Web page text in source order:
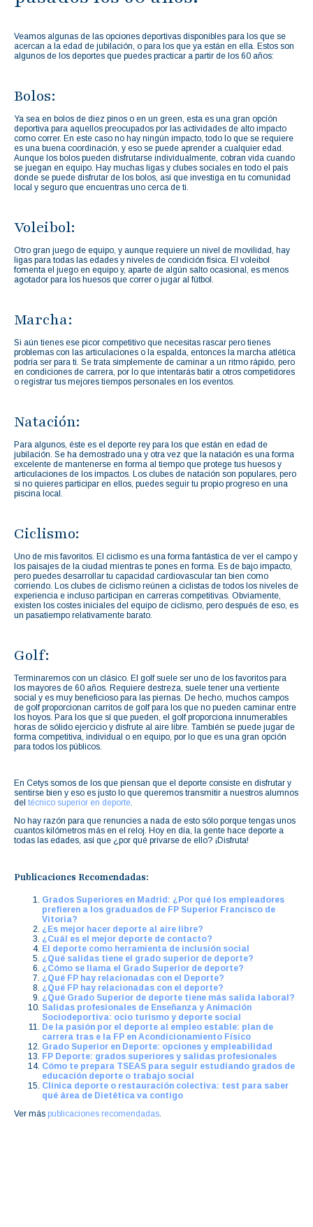
Veamos algunas de las opciones deportivas disponibles para los que se
acercan a la edad de jubilación, o para los que ya están en ella. Estos son
algunos de los deportes que puedes practicar a partir de los 60 años:
Bolos:
Ya sea en bolos de diez pinos o en un green, esta es una gran opción
deportiva para aquellos preocupados por las actividades de alto impacto
como correr. En este caso no hay ningún impacto, todo lo que se requiere
es una buena coordinación, y eso se puede aprender a cualquier edad.
Aunque los bolos pueden disfrutarse individualmente, cobran vida cuando
se juegan en equipo. Hay muchas ligas y clubes sociales en todo el país
donde se puede disfrutar de los bolos, así que investiga en tu comunidad
local y seguro que encuentras uno cerca de ti.
Voleibol:
Otro gran juego de equipo, y aunque requiere un nivel de movilidad, hay
ligas para todas las edades y niveles de condición física. El voleibol
fomenta el juego en equipo y, aparte de algún salto ocasional, es menos
agotador para los huesos que correr o jugar al fútbol.
Marcha:
Si aún tienes ese picor competitivo que necesitas rascar pero tienes
problemas con las articulaciones o la espalda, entonces la marcha atlética
podría ser para ti. Se trata simplemente de caminar a un ritmo rápido, pero
en condiciones de carrera, por lo que intentarás batir a otros competidores
o registrar tus mejores tiempos personales en los eventos.
Natación:
Para algunos, éste es el deporte rey para los que están en edad de
jubilación. Se ha demostrado una y otra vez que la natación es una forma
excelente de mantenerse en forma al tiempo que protege tus huesos y
articulaciones de los impactos. Los clubes de natación son populares, pero
si no quieres participar en ellos, puedes seguir tu propio progreso en una
piscina local.
Ciclismo:
Uno de mis favoritos. El ciclismo es una forma fantástica de ver el campo y
los paisajes de la ciudad mientras te pones en forma. Es de bajo impacto,
pero puedes desarrollar tu capacidad cardiovascular tan bien como
corriendo. Los clubes de ciclismo reúnen a ciclistas de todos los niveles de
experiencia e incluso participan en carreras competitivas. Obviamente,
existen los costes iniciales del equipo de ciclismo, pero después de eso, es
un pasatiempo relativamente barato.
Golf:
Terminaremos con un clásico. El golf suele ser uno de los favoritos para
los mayores de 60 años. Requiere destreza, suele tener una vertiente
social y es muy beneficioso para las piernas. De hecho, muchos campos
de golf proporcionan carritos de golf para los que no pueden caminar entre
los hoyos. Para los que sí que pueden, el golf proporciona innumerables
horas de sólido ejercicio y disfrute al aire libre. También se puede jugar de
forma competitiva, individual o en equipo, por lo que es una gran opción
para todos los públicos.
En Cetys somos de los que piensan que el deporte consiste en disfrutar y
sentirse bien y eso es justo lo que queremos transmitir a nuestros alumnos
del técnico superior en deporte.
No hay razón para que renuncies a nada de esto sólo porque tengas unos
cuantos kilómetros más en el reloj. Hoy en día, la gente hace deporte a
todas las edades, así que ¿por qué privarse de ello? ¡Disfruta!
Publicaciones Recomendadas:
Grados Superiores en Madrid: ¿Por qué los empleadores
prefieren a los graduados de FP Superior Francisco de
Vitoria?
¿Es mejor hacer deporte al aire libre?
¿Cuál es el mejor deporte de contacto?
El deporte como herramienta de inclusión social
¿Qué salidas tiene el grado superior de deporte?
¿Cómo se llama el Grado Superior de deporte?
¿Qué FP hay relacionadas con el Deporte?
¿Qué FP hay relacionadas con el deporte?
¿Qué Grado Superior de deporte tiene más salida laboral?
Salidas profesionales de Enseñanza y Animación
Sociodeportiva: ocio turismo y deporte social
De la pasión por el deporte al empleo estable: plan de
carrera tras e la FP en Acondicionamiento Físico
Grado Superior en Deporte: opciones y empleabilidad
FP Deporte: grados superiores y salidas profesionales
Cómo te prepara TSEAS para seguir estudiando grados de
educación deporte o trabajo social
Clínica deporte o restauración colectiva: test para saber
qué área de Dietética va contigo
Ver más publicaciones recomendadas.